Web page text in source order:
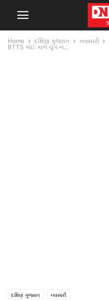
Home દક્ષિણ ગુજરાત નવસારી
BTTS કોઈ કાળે ચુપ ન...
દક્ષિણ ગુજરાત નવસારી